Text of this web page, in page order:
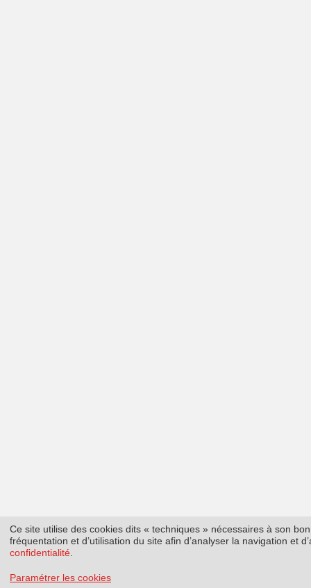
Ce site utilise des cookies dits « techniques » nécessaires à son
fréquentation et d’utilisation du site afin d’analyser la navigation et
confidentialité
Paramétrer les cookies